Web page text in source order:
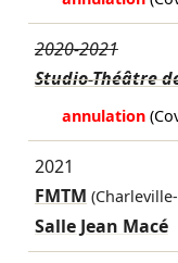
2020-2021
Studio-Théâtre
annulation
2021
FMTM
Salle Jean Macé